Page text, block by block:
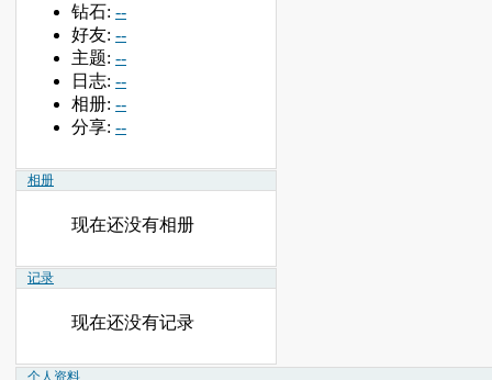
钻石: --
好友: --
主题: --
日志: --
相册: --
分享: --
相册
现在还没有相册
记录
现在还没有记录
个人资料